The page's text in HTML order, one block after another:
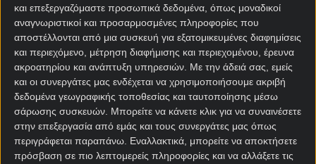
και επεξεργαζόμαστε προσωπικά δεδομένα, όπως μοναδικοί
αναγνωριστικοί και προσαρμοσμένες πληροφορίες που
αποστέλλονται από μια συσκευή για εξατομικευμένες διαφημίσεις
και περιεχόμενο, μέτρηση διαφήμισης και περιεχομένου, έρευνα
ακροατηρίου και ανάπτυξη υπηρεσιών. Με την άδειά σας, εμείς
και οι συνεργάτες μας ενδέχεται να χρησιμοποιήσουμε ακριβή
δεδομένα γεωγραφικής τοποθεσίας και ταυτοποίησης μέσω
σάρωσης συσκευών. Μπορείτε να κάνετε κλικ για να συναινέσετε
στην επεξεργασία από εμάς και τους συνεργάτες μας όπως
περιγράφεται παραπάνω. Εναλλακτικά, μπορείτε να αποκτήσετε
πρόσβαση σε πιο λεπτομερείς πληροφορίες και να αλλάξετε τις
ΣΤΟΙΧΗΜΑΤΙΚΕΣ ΠΡΟΣΦΟΡΕΣ *